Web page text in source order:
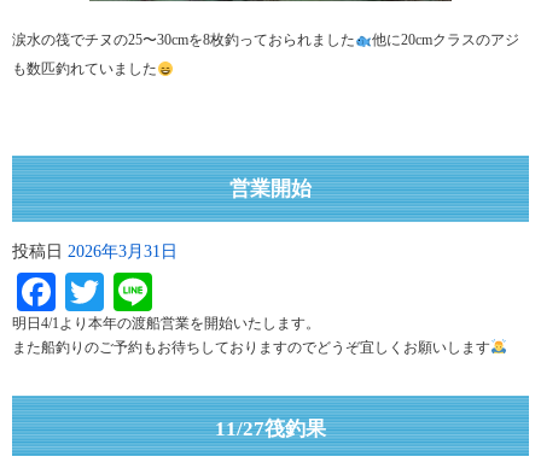
涙水の筏でチヌの25〜30cmを8枚釣っておられました
他に20cmクラスのアジ
も数匹釣れていました
営業開始
投稿日 2026年3月31日
Facebook
Twitter
明日4/1より本年の渡船営業を開始いたします。
また船釣りのご予約もお待ちしておりますのでどうぞ宜しくお願いします
11/27筏釣果